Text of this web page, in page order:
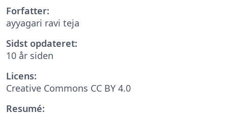
Forfatter:
ayyagari ravi teja
Sidst opdateret:
10 år siden
Licens:
Creative Commons CC BY 4.0
Resumé: